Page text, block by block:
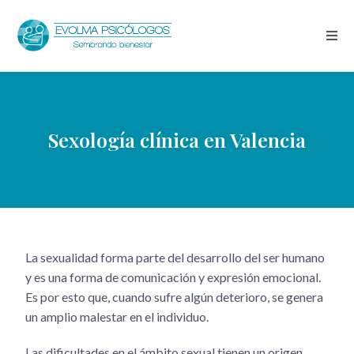
Sexología clínica en Valencia
La sexualidad forma parte del desarrollo del ser humano
y es una forma de comunicación y expresión emocional.
Es por esto que, cuando sufre algún deterioro, se genera
un amplio malestar en el individuo.